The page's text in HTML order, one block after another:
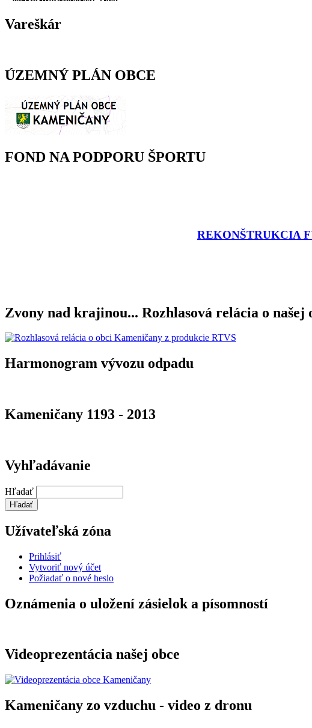
Vareškár
ÚZEMNÝ PLÁN OBCE
FOND NA PODPORU ŠPORTU
REKONŠTRUKCIA
Zvony nad krajinou... Rozhlasová relácia o našej
Harmonogram vývozu odpadu
Kameničany 1193 - 2013
Vyhľadávanie
Hľadať
Užívateľská zóna
Prihlásiť
Vytvoriť nový účet
Požiadať o nové heslo
Oznámenia o uložení zásielok a písomností
Videoprezentácia našej obce
Kameničany zo vzduchu - video z dronu